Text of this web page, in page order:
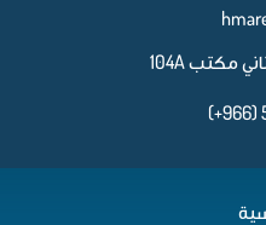
(+966)